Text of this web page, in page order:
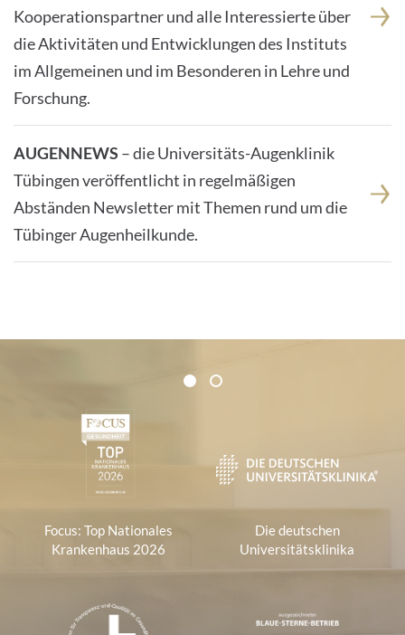
Kooperationspartner und alle Interessierte über
die Aktivitäten und Entwicklungen des Instituts
im Allgemeinen und im Besonderen in Lehre und
Forschung.
AUGENNEWS – die Universitäts-Augenklinik
Tübingen veröffentlicht in regelmäßigen
Abständen Newsletter mit Themen rund um die
Tübinger Augenheilkunde.
Zertifikate und Verbände
1 2
Focus: Top Nationales
Krankenhaus 2026
Die deutschen
Universitätsklinika